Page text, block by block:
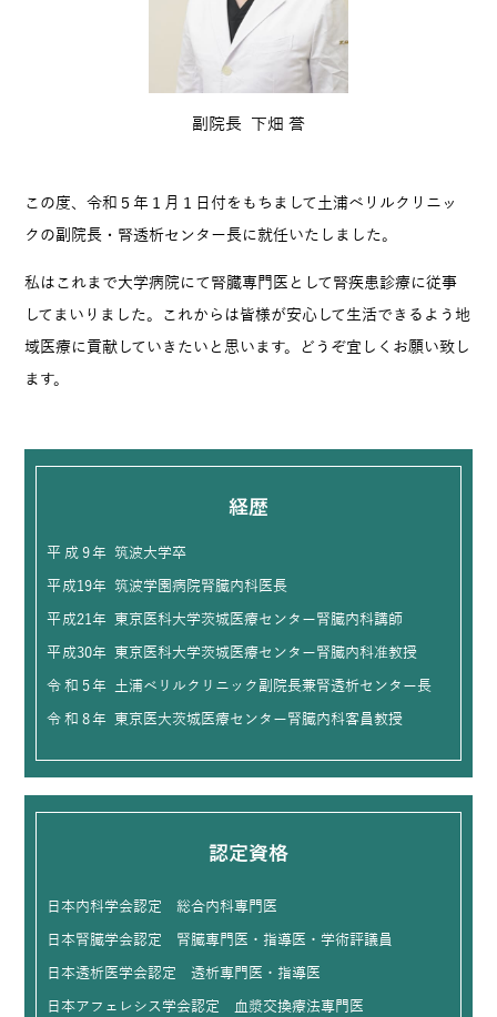
副院長 下畑 誉
この度、令和５年１月１日付をもちまして土浦ベリルクリニッ
クの副院長・腎透析センター長に就任いたしました。
私はこれまで大学病院にて腎臓専門医として腎疾患診療に従事
してまいりました。これからは皆様が安心して生活できるよう地
域医療に貢献していきたいと思います。どうぞ宜しくお願い致し
ます。
経歴
平成9年 筑波大学卒
平成19年 筑波学園病院腎臓内科医長
平成21年 東京医科大学茨城医療センター腎臓内科講師
平成30年 東京医科大学茨城医療センター腎臓内科准教授
令和5年 土浦ベリルクリニック副院長兼腎透析センター長
令和8年 東京医大茨城医療センター腎臓内科客員教授
認定資格
日本内科学会認定 総合内科専門医
日本腎臓学会認定 腎臓専門医・指導医・学術評議員
日本透析医学会認定 透析専門医・指導医
日本アフェレシス学会認定 血漿交換療法専門医